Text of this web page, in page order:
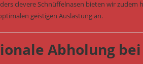
clevere Schnüffelnasen bieten wir zudem
geistigen Auslastung an.
Abholung